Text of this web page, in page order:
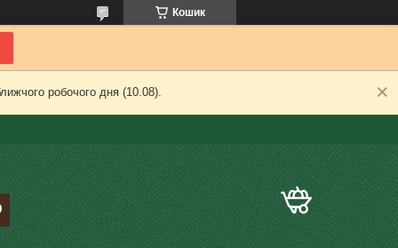
Кошик
робочого дня (10.08).